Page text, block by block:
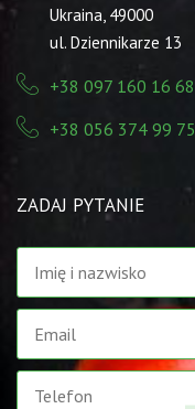
Ukraina, 49000
ul. Dziennikarze 13
+38 097 160 16 68
+38 056 374 99 75
ZADAJ PYTANIE